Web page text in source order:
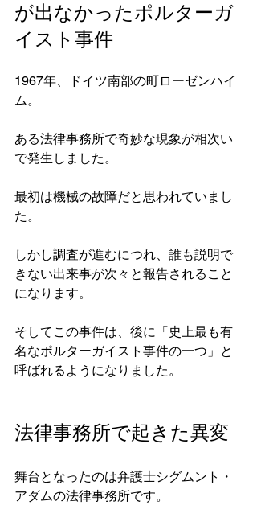
が出なかったポルターガ
イスト事件
1967年、ドイツ南部の町ローゼンハイ
ム。
ある法律事務所で奇妙な現象が相次い
で発生しました。
最初は機械の故障だと思われていまし
た。
しかし調査が進むにつれ、誰も説明で
きない出来事が次々と報告されること
になります。
そしてこの事件は、後に「史上最も有
名なポルターガイスト事件の一つ」と
呼ばれるようになりました。
法律事務所で起きた異変
舞台となったのは弁護士シグムント・
アダムの法律事務所です。